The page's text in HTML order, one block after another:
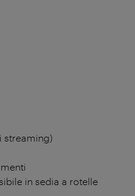
streaming)
in sedia a rotelle